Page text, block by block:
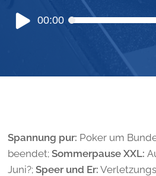
Audio-
Player
00:00
Spannung pur: Poker um
beendet;Sommerpause XXL:
Juni?;Speer und Er: